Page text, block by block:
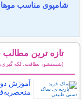
شامپوی مناسب
تازه ترین مطالب
(شستشو، نظافت، لکه گیری،
آموزش